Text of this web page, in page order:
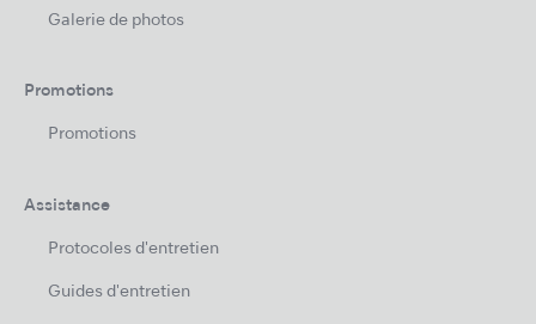
Galerie de photos
Promotions
Promotions
Assistance
Protocoles d'entretien
Guides d'entretien